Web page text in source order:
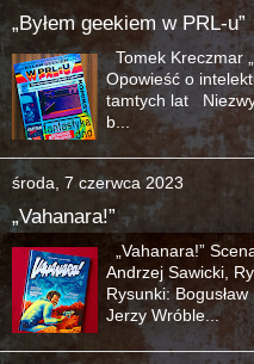
„Byłem geekiem w PRL-u”
Tomek Kreczmar
Opowieść o
tamtych lat
b...
środa, 7 czerwca 2023
„Vahanara!”
„Vahanara!”
Andrzej Sawicki,
Rysunki:
Jerzy Wróble...